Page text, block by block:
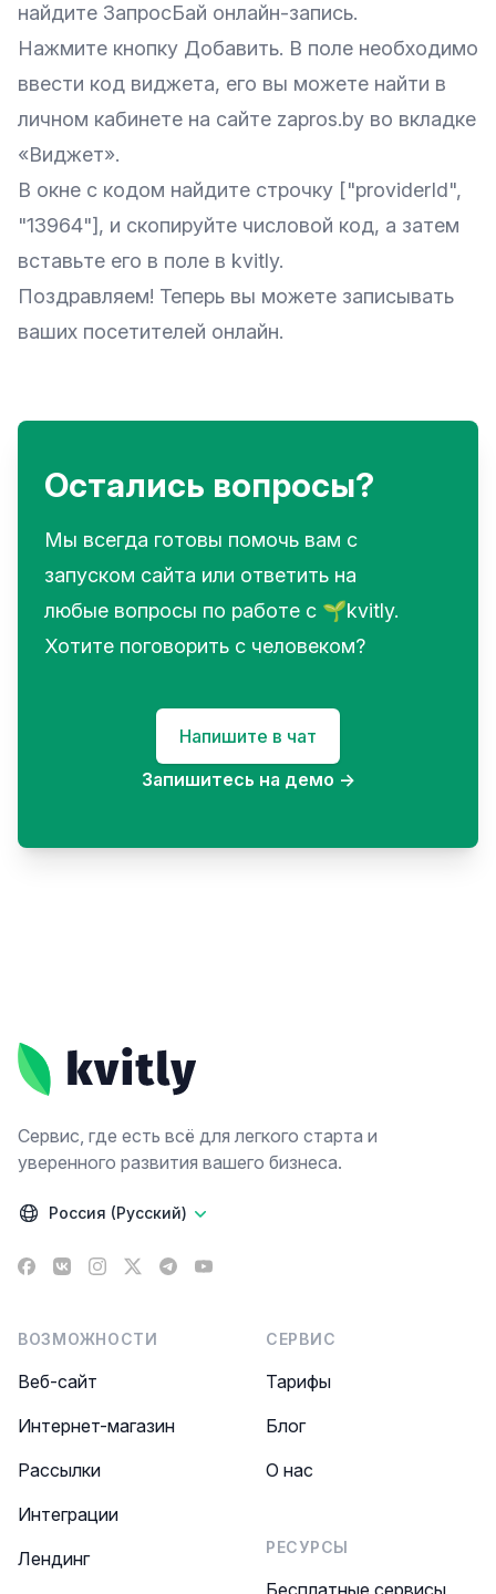
найдите ЗапросБай онлайн-запись.
Нажмите кнопку Добавить. В поле необходимо
ввести код виджета, его вы можете найти в
личном кабинете на сайте zapros.by во вкладке
«Виджет».
В окне с кодом найдите строчку ["providerId",
"13964"], и скопируйте числовой код, а затем
вставьте его в поле в kvitly.
Поздравляем! Теперь вы можете записывать
ваших посетителей онлайн.
Остались вопросы?
Мы всегда готовы помочь вам с
запуском сайта или ответить на
любые вопросы по работе с 🌱kvitly.
Хотите поговорить с человеком?
Напишите в чат
Запишитесь на демо →
Сервис, где есть всё для легкого старта и
уверенного развития вашего бизнеса.
Россия (Русский)
Facebook
VK Instagram
X TelegramYouTube
ВОЗМОЖНОСТИ
Веб-сайт
Интернет-магазин
Рассылки
Интеграции
Лендинг
СЕРВИС
Тарифы
Блог
О нас
РЕСУРСЫ
Бесплатные сервисы